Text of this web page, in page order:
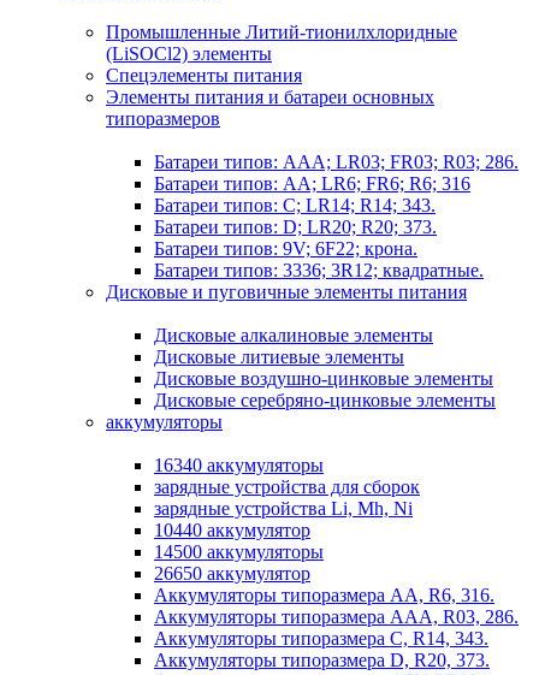
Промышленные Литий-тионилхлоридные
(LiSOCl2) элементы
Спецэлементы питания
Элементы питания и батареи основных
типоразмеров
Батареи типов: AAA; LR03; FR03; R03; 286.
Батареи типов: AA; LR6; FR6; R6; 316
Батареи типов: C; LR14; R14; 343.
Батареи типов: D; LR20; R20; 373.
Батареи типов: 9V; 6F22; крона.
Батареи типов: 3336; 3R12; квадратные.
Дисковые и пуговичные элементы питания
Дисковые алкалиновые элементы
Дисковые литиевые элементы
Дисковые воздушно-цинковые элементы
Дисковые серебряно-цинковые элементы
аккумуляторы
16340 аккумуляторы
зарядные устройства для сборок
зарядные устройства Li, Mh, Ni
10440 аккумулятор
14500 аккумуляторы
26650 аккумулятор
Аккумуляторы типоразмера АА, R6, 316.
Аккумуляторы типоразмера ААА, R03, 286.
Аккумуляторы типоразмера С, R14, 343.
Аккумуляторы типоразмера D, R20, 373.